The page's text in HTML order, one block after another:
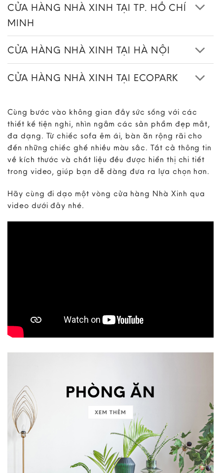
CỬA HÀNG NHÀ XINH TẠI TP. HỒ CHÍ
MINH
CỬA HÀNG NHÀ XINH TẠI HÀ NỘI
CỬA HÀNG NHÀ XINH TẠI ECOPARK
Cùng bước vào không gian đầy sức sống với các
thiết kế tiện nghi, nhìn ngắm các sản phẩm đẹp mắt,
đa dạng. Từ chiếc sofa êm ái, bàn ăn rộng rãi cho
đến những chiếc ghế nhiều màu sắc. Tất cả thông tin
về kích thước và chất liệu đều được hiển thị chi tiết
trong video, giúp bạn dễ dàng đưa ra lựa chọn hơn.
Hãy cùng đi dạo một vòng cửa hàng Nhà Xinh qua
video dưới đây nhé.
PHÒNG ĂN
XEM THÊM